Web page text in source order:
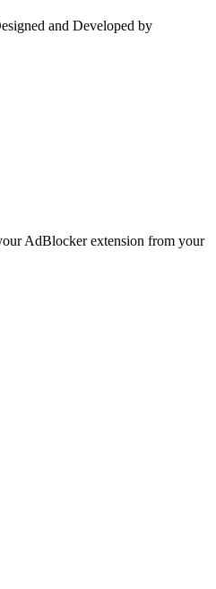
and Developed by
AdBlocker extension from your